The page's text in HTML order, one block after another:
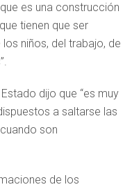
es una construcción
tienen que ser
niños, del trabajo, de
dijo que “es muy
a saltarse las
son
de los